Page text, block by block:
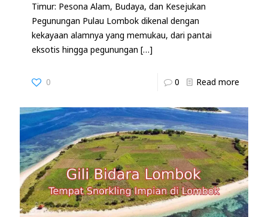
Timur: Pesona Alam, Budaya, dan Kesejukan
Pegunungan Pulau Lombok dikenal dengan
kekayaan alamnya yang memukau, dari pantai
eksotis hingga pegunungan […]
0 0 Read more